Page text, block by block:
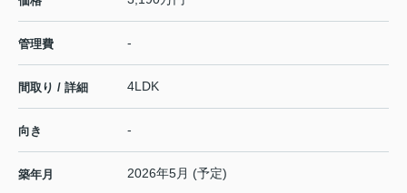
管理費 -
間取り / 詳細 4LDK
向き -
築年月 2026年5月 (予定)